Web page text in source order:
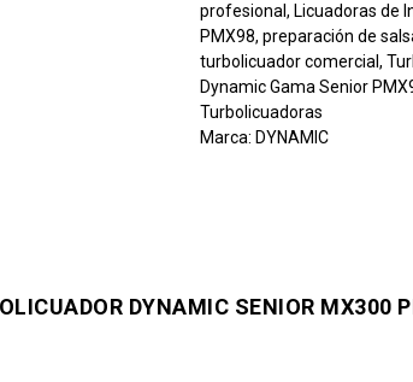
profesional, Licuadoras de
PMX98,preparación de
turbolicuador comercial,
Dynamic Gama Senior
Turbolicuadoras
Marca: DYNAMIC
DYNAMIC SENIOR MX300